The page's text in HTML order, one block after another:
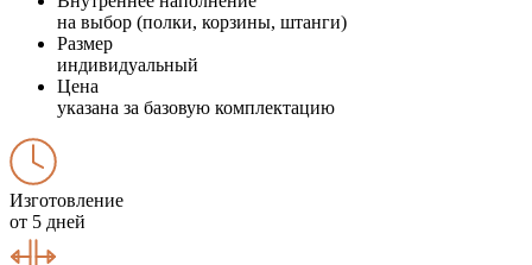
на выбор (полки, корзины, штанги)
Размер
индивидуальный
Цена
указана за базовую комплектацию
Изготовление
от 5 дней